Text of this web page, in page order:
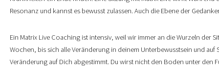
Resonanz und kannst es bewusst zulassen. Auch die Ebene der
Ein Matrix Live Coaching ist intensiv, weil wir immer an die Wurzeln der
Wochen, bis sich alle Veränderung in deinem Unterbewusstsein und
Veränderung auf Dich abgestimmt. Du wirst nicht den Boden unter den